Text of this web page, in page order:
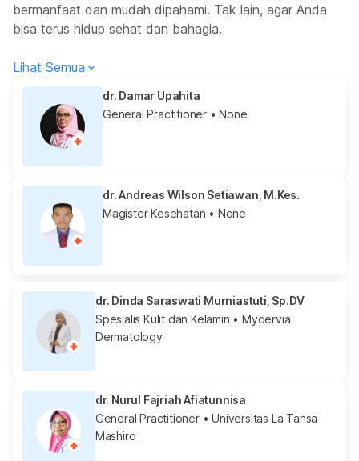
bermanfaat dan mudah dipahami. Tak lain, agar Anda
bisa terus hidup sehat dan bahagia.
Lihat Semua
dr. Damar Upahita
General Practitioner • None
dr. Andreas Wilson Setiawan, M.Kes.
Magister Kesehatan • None
dr. Dinda Saraswati Murniastuti, Sp.DV
Spesialis Kulit dan Kelamin • Mydervia
Dermatology
dr. Nurul Fajriah Afiatunnisa
General Practitioner• Universitas La Tansa
Mashiro